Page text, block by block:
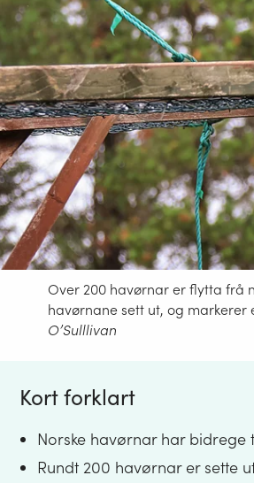
Over 200 havørnar er flytta frå
havørnane sett ut, og markerer
O’Sulllivan
Kort forklart
Norske havørnar har
Rundt 200 havørnar er sette